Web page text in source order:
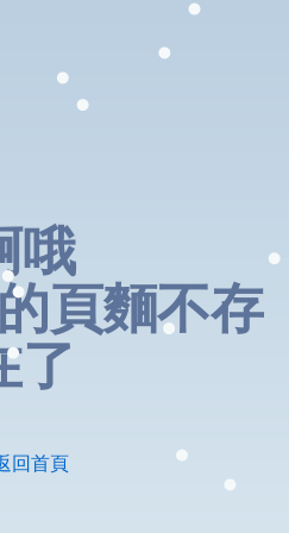
哦
頁麵不存
了
回首頁